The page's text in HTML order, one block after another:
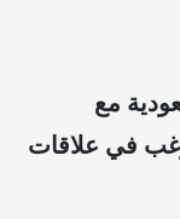
مع
في علاقات